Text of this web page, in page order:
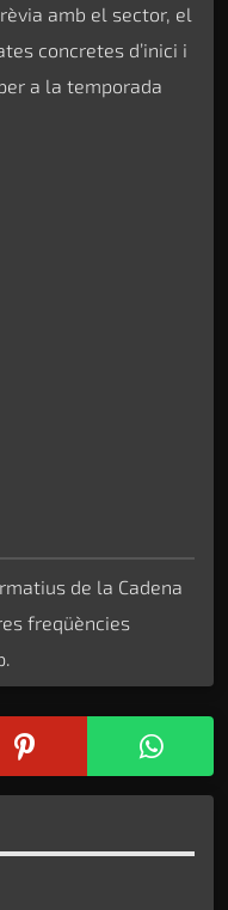
amb el sector, el
concretes d’inici i
a la temporada
de la Cadena
freqüències